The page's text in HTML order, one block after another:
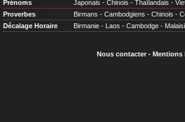
Prénoms
Japonais - Chinois - Thaïlandais -
Proverbes
Birmans - Cambodgiens - Chinois -
Décalage Horaire
Birmanie - Laos - Cambodge -
Nous contacter- Mentions